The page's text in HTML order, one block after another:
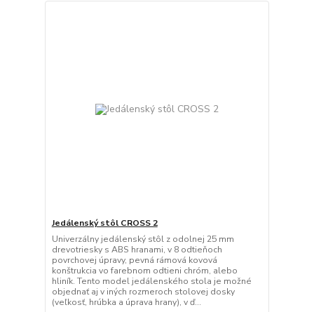
Jedálenský stôl CROSS 2
Univerzálny jedálenský stôl z odolnej 25 mm
drevotriesky s ABS hranami, v 8 odtieňoch
povrchovej úpravy, pevná rámová kovová
konštrukcia vo farebnom odtieni chróm, alebo
hliník. Tento model jedálenského stola je možné
objednať aj v iných rozmeroch stolovej dosky
(veľkosť, hrúbka a úprava hrany), v ď...